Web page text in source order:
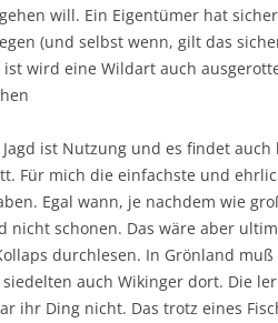
will. Ein Eigentümer hat
(und selbst wenn, gilt das
ist wird eine Wildart auch
ist Nutzung und es findet
Für mich die einfachste und
Egal wann, je nachdem wie
nicht schonen. Das wäre aber
durchlesen. In Grönland
auch Wikinger dort. Die
ihr Ding nicht. Das trotz eines